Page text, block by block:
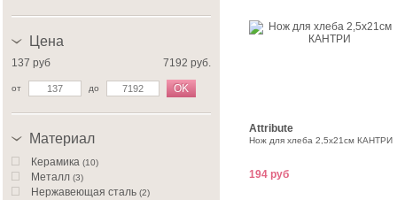
Цена
137 руб 7192 руб.
от до OK
Материал
Керамика (10)
Металл (3)
Нержавеющая сталь (2)
Attribute
Нож для хлеба 2,5х21см КАНТРИ
194 руб